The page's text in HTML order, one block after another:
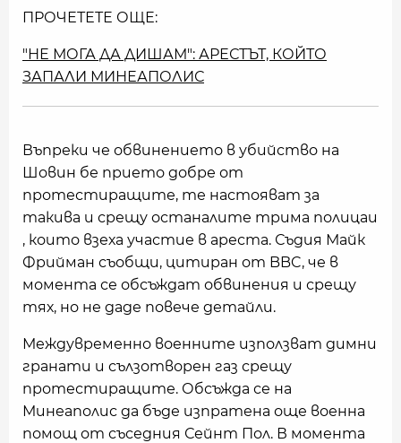
ПРОЧЕТЕТЕ ОЩЕ:
"НЕ МОГА ДА ДИШАМ": АРЕСТЪТ, КОЙТО
ЗАПАЛИ МИНЕАПОЛИС
Въпреки че обвинението в убийство на
Шовин бе прието добре от
протестиращите, те настояват за
такива и срещу останалите трима полицаи
, които взеха участие в ареста. Съдия Майк
Фрийман съобщи, цитиран от BBC, че в
момента се обсъждат обвинения и срещу
тях, но не даде повече детайли.
Междувременно военните използват димни
гранати и сълзотворен газ срещу
протестиращите. Обсъжда се на
Минеаполис да бъде изпратена още военна
помощ от съседния Сейнт Пол. В момента